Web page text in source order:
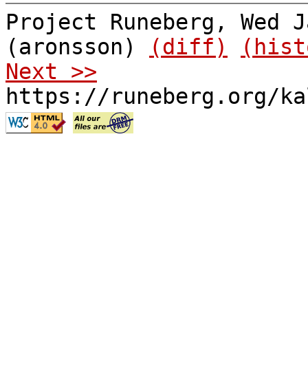
Project Runeberg, Wed
(aronsson)
(diff)
Next >>
https://runeberg.org/